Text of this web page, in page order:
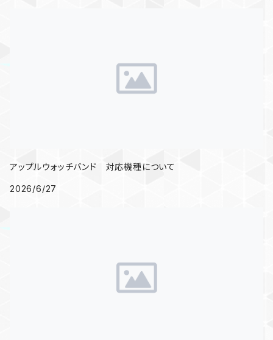
アップルウォッチバンド 対応機種について
2026/6/27